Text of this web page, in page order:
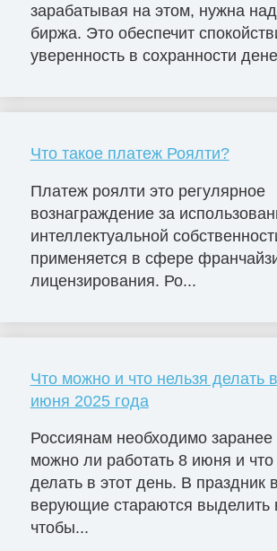
зарабатывая на этом, нужна
биржа. Это обеспечит
уверенность в сохранности
Что такое платеж Роялти?
Платеж роялти это регулярное
вознаграждение за
интеллектуальной
применяется в сфере
лицензирования. Ро...
Что можно и что нельзя делать
июня 2025 года
Россиянам необходимо заранее
можно ли работать 8 июня и что
делать в этот день. В праздник
верующие стараются выделить
чтобы...